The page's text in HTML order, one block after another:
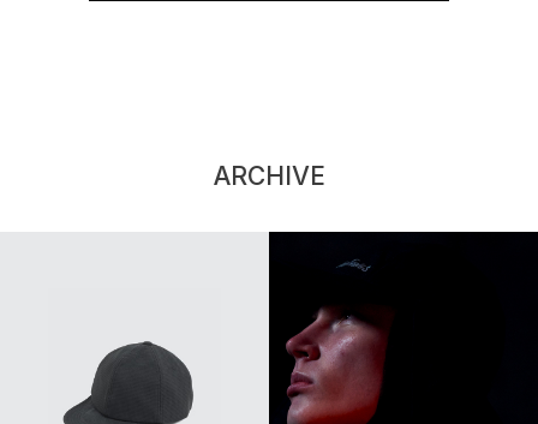
ARCHIVE